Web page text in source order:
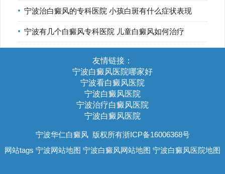
宁波治白癜风的专科医院 小孩白斑有什么症状表现
宁波有几个白癜风专科医院 儿童白癜风如何治疗
友情链接：
宁波白癜风医院哪家好
宁波看白癜风医院
宁波白癜风医院
宁波治疗白癜风医院
宁波白癜风医院
宁波华仁白癜风版权所有浙ICP备16006368号
网站tags 宁波网站地图 宁波白癜风网站地图 宁波白癜风医院地图